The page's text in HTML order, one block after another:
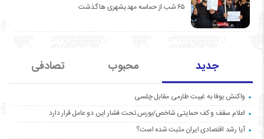
۶۵ شب از حماسه مهدیشهری ها گذشت
جدید محبوب تصادفی
واکنش یوفا به غیبت طارمی مقابل چلسی
اعلام سقف و کف حمایتی شاخص/بورس تحت فشار این دو عامل قرار دارد
آیا رشد اقتصادی ایران مثبت شده است؟